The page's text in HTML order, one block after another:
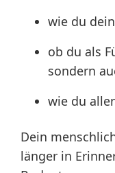
wie du
ob du als
sondern
wie du
Dein
länger in